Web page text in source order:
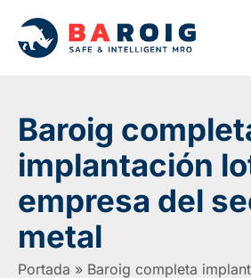
Baroig
implantación
empresa del
metal
Portada » Baroig completa